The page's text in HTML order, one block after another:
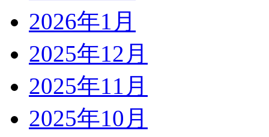
2026年1月
2025年12月
2025年11月
2025年10月